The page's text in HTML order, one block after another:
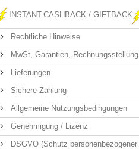
INSTANT-CASHBACK / GIFTBACK
Rechtliche Hinweise
MwSt, Garantien, Rechnungsstellung
Lieferungen
Sichere Zahlung
Allgemeine Nutzungsbedingungen
Genehmigung / Lizenz
DSGVO (Schutz personenbezogener